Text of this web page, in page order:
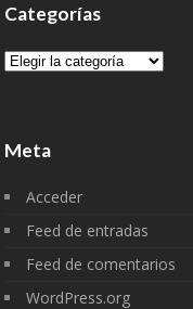
Categorías
Categorías
Meta
Acceder
Feed de entradas
Feed de comentarios
WordPress.org